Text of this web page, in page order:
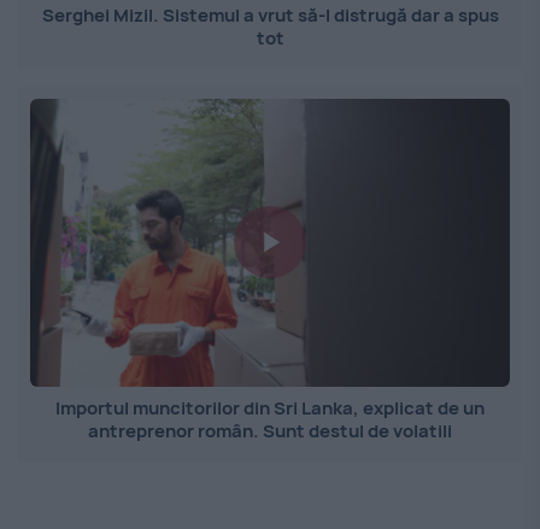
Serghei Mizil. Sistemul a vrut să-l distrugă dar a spus
tot
Importul muncitorilor din Sri Lanka, explicat de un
antreprenor român. Sunt destul de volatili